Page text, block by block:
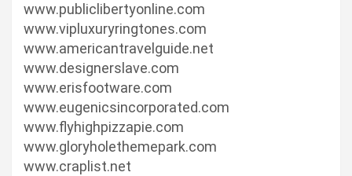
www.publiclibertyonline.com
www.vipluxuryringtones.com
www.americantravelguide.net
www.designerslave.com
www.erisfootware.com
www.eugenicsincorporated.com
www.flyhighpizzapie.com
www.gloryholethemepark.com
www.craplist.net